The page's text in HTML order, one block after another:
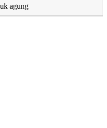
agung